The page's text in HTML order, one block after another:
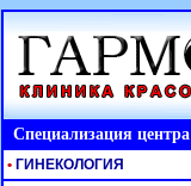
Специализация центра
• ГИНЕКОЛОГИЯ